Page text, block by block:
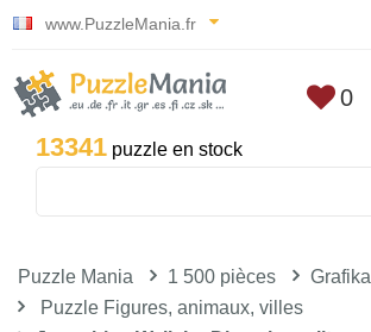
www.PuzzleMania.fr
13341 puzzle en stock
0
Puzzle Mania 1 500 pièces
Grafika
Puzzle Figures, animaux, villes